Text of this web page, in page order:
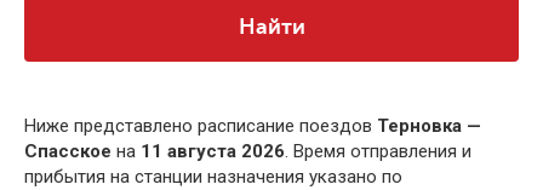
Найти
Ниже представлено расписание поездов Терновка —
Спасское на 11 августа 2026. Время отправления и
прибытия на станции назначения указано по